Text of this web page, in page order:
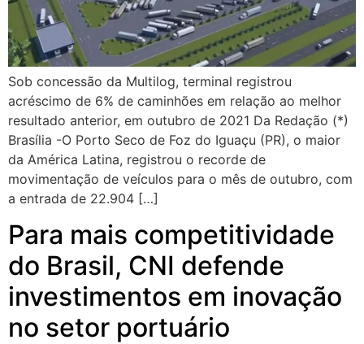
Sob concessão da Multilog, terminal registrou
acréscimo de 6% de caminhões em relação ao melhor
resultado anterior, em outubro de 2021 Da Redação (*)
Brasília -O Porto Seco de Foz do Iguaçu (PR), o maior
da América Latina, registrou o recorde de
movimentação de veículos para o mês de outubro, com
a entrada de 22.904 […]
Para mais competitividade
do Brasil, CNI defende
investimentos em inovação
no setor portuário